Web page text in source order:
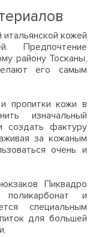
кожей
Предпочтение
району Тосканы,
его самым
пропитки кожи в
изначальный
создать фактуру
за кожаным
очень и
Пиквадро
поликарбонат и
специальным
для большей